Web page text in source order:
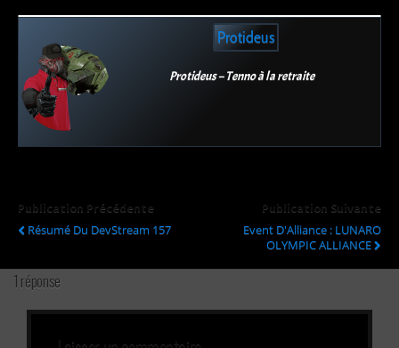
Protideus
Protideus – Tenno à la retraite
Publication Précédente
Résumé Du DevStream 157
Publication Suivante
Event D'Alliance : LUNARO
OLYMPIC ALLIANCE
1 réponse